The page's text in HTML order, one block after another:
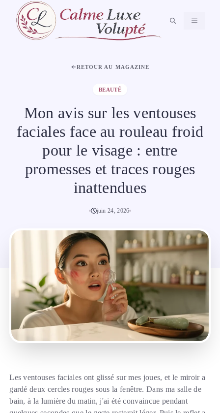
contenu
MENU
RETOUR AU MAGAZINE
BEAUTÉ
Mon avis sur les ventouses
faciales face au rouleau froid
pour le visage : entre
promesses et traces rouges
inattendues
juin 24, 2026
Les ventouses faciales ont glissé sur mes joues, et le miroir a
gardé deux cercles rouges sous la fenêtre. Dans ma salle de
bain, à la lumière du matin, j'ai été convaincue pendant